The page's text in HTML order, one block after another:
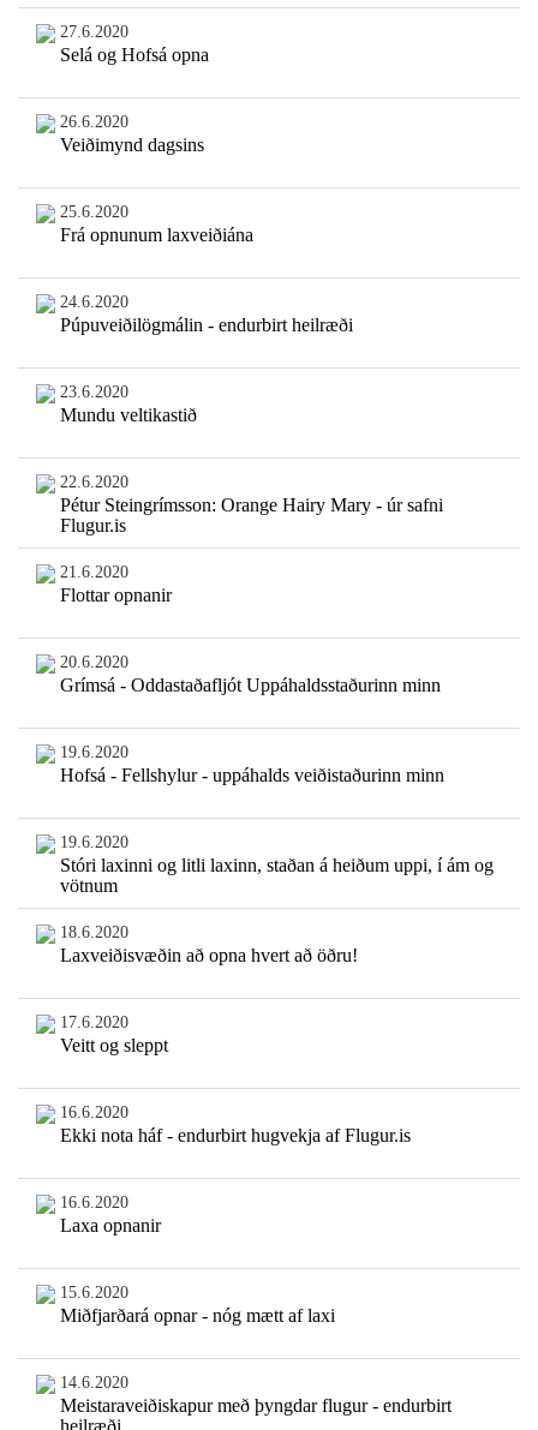
27.6.2020
Selá og Hofsá opna
26.6.2020
Veiðimynd dagsins
25.6.2020
Frá opnunum laxveiðiána
24.6.2020
Púpuveiðilögmálin - endurbirt heilræði
23.6.2020
Mundu veltikastið
22.6.2020
Pétur Steingrímsson: Orange Hairy Mary - úr safni
Flugur.is
21.6.2020
Flottar opnanir
20.6.2020
Grímsá - Oddastaðafljót Uppáhaldsstaðurinn minn
19.6.2020
Hofsá - Fellshylur - uppáhalds veiðistaðurinn minn
19.6.2020
Stóri laxinni og litli laxinn, staðan á heiðum uppi, í ám og
vötnum
18.6.2020
Laxveiðisvæðin að opna hvert að öðru!
17.6.2020
Veitt og sleppt
16.6.2020
Ekki nota háf - endurbirt hugvekja af Flugur.is
16.6.2020
Laxa opnanir
15.6.2020
Miðfjarðará opnar - nóg mætt af laxi
14.6.2020
Meistaraveiðiskapur með þyngdar flugur - endurbirt